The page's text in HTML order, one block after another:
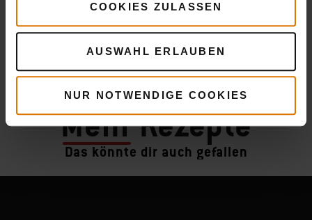
COOKIES ZULASSEN
AUSWAHL ERLAUBEN
NUR NOTWENDIGE COOKIES
MehrRezepte
Das könnte dir auch gefallen